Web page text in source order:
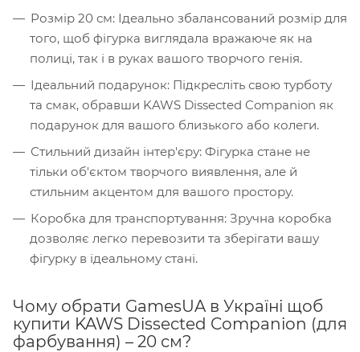
Розмір 20 см: Ідеально збалансований розмір для
того, щоб фігурка виглядала вражаюче як на
полиці, так і в руках вашого творчого генія.
Ідеальний подарунок: Підкресліть свою турботу
та смак, обравши KAWS Dissected Companion як
подарунок для вашого близького або колеги.
Стильний дизайн інтер'єру: Фігурка стане не
тільки об'єктом творчого виявлення, але й
стильним акцентом для вашого простору.
Коробка для транспортування: Зручна коробка
дозволяє легко перевозити та зберігати вашу
фігурку в ідеальному стані.
Чому обрати GamesUA в Україні щоб
купити KAWS Dissected Companion (для
фарбування) – 20 см?